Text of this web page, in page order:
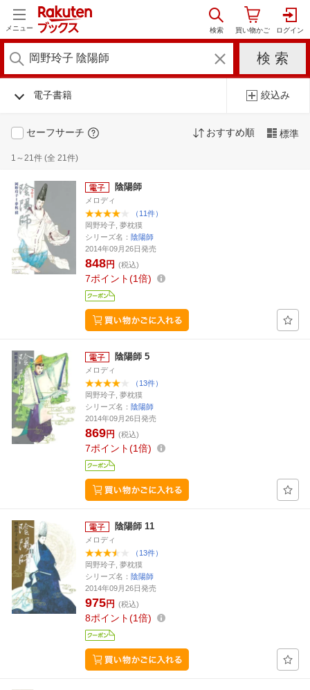
メニュー
電子書籍 絞込み
セーフサーチ おすすめ順 標準
1～21件 (全 21件)
陰陽師
メロディ
（11件）
岡野玲子, 夢枕獏
シリーズ名： 陰陽師
2014年09月26日発売
848円 (税込)
7ポイント 1倍
陰陽師 5
メロディ
（13件）
岡野玲子, 夢枕獏
シリーズ名： 陰陽師
2014年09月26日発売
869円 (税込)
7ポイント 1倍
陰陽師 11
メロディ
（13件）
岡野玲子, 夢枕獏
シリーズ名： 陰陽師
2014年09月26日発売
975円 (税込)
8ポイント 1倍